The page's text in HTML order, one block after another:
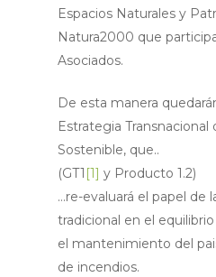
Espacios Naturales y
Natura2000 que
Asociados.
De esta manera
Estrategia Transnacional
Sostenible, que..
(GT1 [1] y Producto 1.2)
…re-evaluará el papel de
tradicional en el
el mantenimiento del
de incendios.